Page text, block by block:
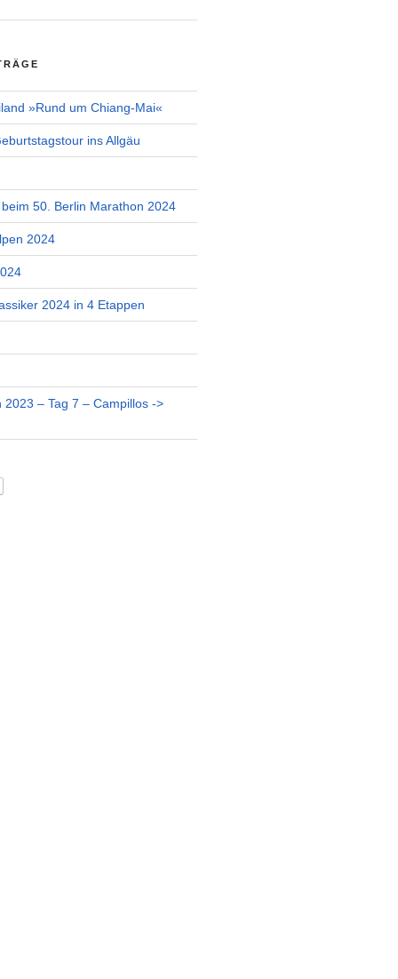
»Rund um Chiang-Mai«
ins Allgäu
50. Berlin Marathon 2024
2024
2024 in 4 Etappen
2023 – Tag 7 – Campillos ->